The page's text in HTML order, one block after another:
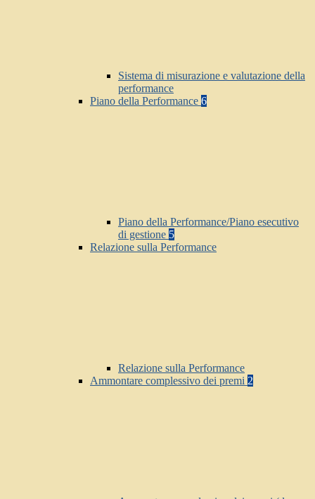
Sistema di misurazione e valutazione della
performance
Piano della Performance 6
Piano della Performance/Piano esecutivo
di gestione 5
Relazione sulla Performance
Relazione sulla Performance
Ammontare complessivo dei premi 2